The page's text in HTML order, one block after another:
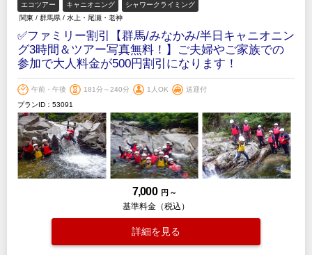
エコツアー キャニオニング
シャワークライミング
関東 / 群馬県 / 水上・尾瀬・老神
✅ファミリー割引【群馬/みなかみ/半日キャニオニン
グ3時間＆ツアー写真無料！】ご夫婦やご家族での
参加で大人料金が500円割引になります！
午前・午後 181分～240分 1人OK
送迎付
プランID：53091
7,000 円 ～
基準料金（税込）
詳細を見る